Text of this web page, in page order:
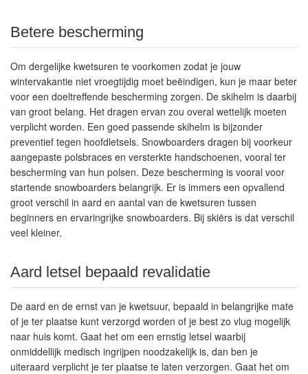
Betere bescherming
Om dergelijke kwetsuren te voorkomen zodat je jouw
wintervakantie niet vroegtijdig moet beëindigen, kun je maar beter
voor een doeltreffende bescherming zorgen. De skihelm is daarbij
van groot belang. Het dragen ervan zou overal wettelijk moeten
verplicht worden. Een goed passende skihelm is bijzonder
preventief tegen hoofdletsels. Snowboarders dragen bij voorkeur
aangepaste polsbraces en versterkte handschoenen, vooral ter
bescherming van hun polsen. Deze bescherming is vooral voor
startende snowboarders belangrijk. Er is immers een opvallend
groot verschil in aard en aantal van de kwetsuren tussen
beginners en ervaringrijke snowboarders. Bij skiërs is dat verschil
veel kleiner.
Aard letsel bepaald revalidatie
De aard en de ernst van je kwetsuur, bepaald in belangrijke mate
of je ter plaatse kunt verzorgd worden of je best zo vlug mogelijk
naar huis komt. Gaat het om een ernstig letsel waarbij
onmiddellijk medisch ingrijpen noodzakelijk is, dan ben je
uiteraard verplicht je ter plaatse te laten verzorgen. Gaat het om